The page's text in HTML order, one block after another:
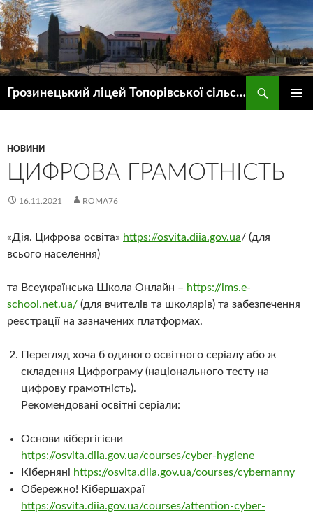
Грозинецький ліцей Топорівської сільської ради
НОВИНИ
ЦИФРОВА ГРАМОТНІСТЬ
16.11.2021 ROMA76
«Дія. Цифрова освіта» https://osvita.diia.gov.ua/ (для
всього населення)
та Всеукраїнська Школа Онлайн – https://lms.e-
school.net.ua/ (для вчителів та школярів) та забезпечення
реєстрації на зазначених платформах.
Перегляд хоча б одиного освітного серіалу або ж
складення Цифрограму (національного тесту на
цифрову грамотність).
Рекомендовані освітні серіали:
Основи кібергігієни
https://osvita.diia.gov.ua/courses/cyber-hygiene
Кіберняні https://osvita.diia.gov.ua/courses/cybernanny
Обережно! Кібершахраї
https://osvita.diia.gov.ua/courses/attention-cyber-